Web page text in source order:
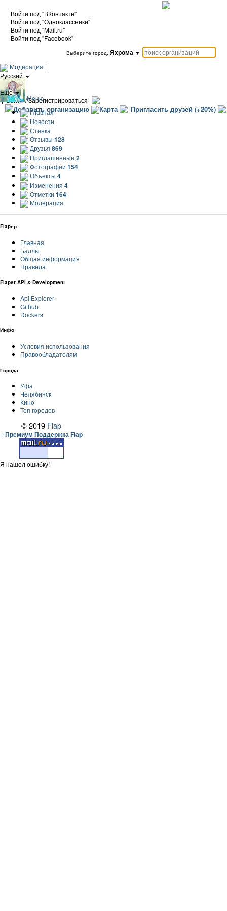
Войти под "ВКонтакте"
Войти под "Одноклассники"
Войти под "Mail.ru"
Войти под "Facebook"
Выберите город: Яхрома ▼
Модерация |
Русский
Еще
|Войти / Зарегистрироваться
Добавить организацию Карта Пригласить друзей (+20%)
Меню
Главная
Новости
Стенка
Отзывы 128
Друзья 869
Приглашенные 2
Фотографии 154
Объекты 4
Изменения 4
Отметки 164
Модерация
Flapер
Главная
Баллы
Общая информация
Правила
Flaper API & Development
Api Explorer
Github
Dockers
Инфо
Условия использования
Правообладателям
Города
Уфа
Челябинск
Кино
Топ городов
© 2019 Flap
Премиум Поддержка Flap
Я нашел ошибку!